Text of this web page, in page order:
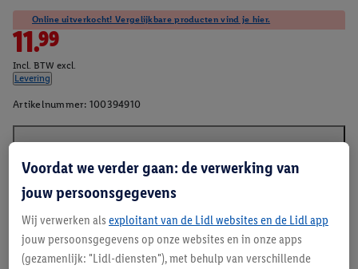
Online uitverkocht! Vergelijkbare producten vind je hier.
11.99
Incl. BTW excl.
Levering
Artikelnummer: 100394910
Beschrijving
Voordat we verder gaan: de verwerking van
jouw persoonsgegevens
Wij verwerken als exploitant van de Lidl websites en de Lidl app
jouw persoonsgegevens op onze websites en in onze apps
(gezamenlijk: "Lidl-diensten"), met behulp van verschillende